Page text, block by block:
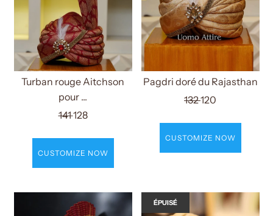
Turban rouge Aitchson
pour ...
141128
CUSTOMIZE NOW
Pagdri doré du Rajasthan
132120
CUSTOMIZE NOW
ÉPUISÉ